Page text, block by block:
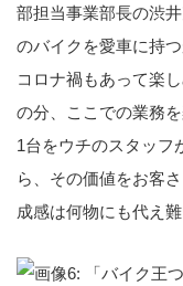
部担当事業部長の渋
のバイクを愛車に持
コロナ禍もあって楽
の分、ここでの業務
1台をウチのスタッフ
ら、その価値をお客
成感は何物にも代え